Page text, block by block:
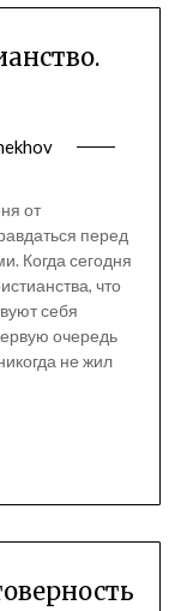
от
перед
Когда сегодня
что
себя
очередь
не жил